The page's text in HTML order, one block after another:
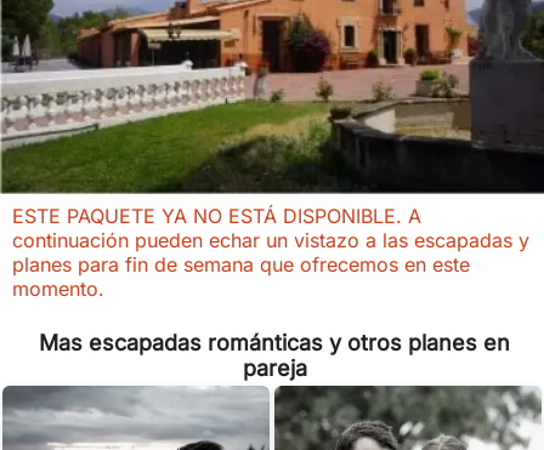
ESTE PAQUETE YA NO ESTÁ DISPONIBLE. A
continuación pueden echar un vistazo a las escapadas y
planes para fin de semana que ofrecemos en este
momento.
Mas escapadas románticas y otros planes en
pareja